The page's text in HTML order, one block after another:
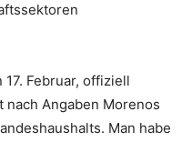
Februar, offiziell
Angaben Morenos
Man habe